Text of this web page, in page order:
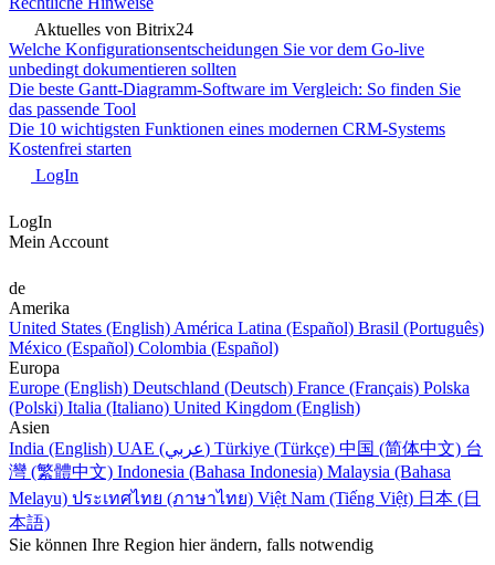
Aktuelles von Bitrix24
Welche Konfigurationsentscheidungen Sie vor dem Go-live
unbedingt dokumentieren sollten
Die beste Gantt-Diagramm-Software im Vergleich: So finden Sie
das passende Tool
Die 10 wichtigsten Funktionen eines modernen CRM-Systems
Kostenfrei starten
LogIn
LogIn
Mein Account
de
Amerika
United States (English) América Latina (Español) Brasil (Português)
México (Español) Colombia (Español)
Europa
Europe (English) Deutschland (Deutsch) France (Français) Polska
(Polski) Italia (Italiano) United Kingdom (English)
Asien
India (English)
UAE (عربي) Türkiye (Türkçe) 中国 (简体中文) 台
灣 (繁體中文) Indonesia (Bahasa Indonesia) Malaysia (Bahasa
Melayu) ประเทศไทย (ภาษาไทย) Việt Nam (Tiếng Việt) 日本 (日
本語)
Sie können Ihre Region hier ändern, falls notwendig